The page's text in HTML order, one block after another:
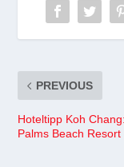
PREVIOUS
Hoteltipp Koh
Palms Beach Resort